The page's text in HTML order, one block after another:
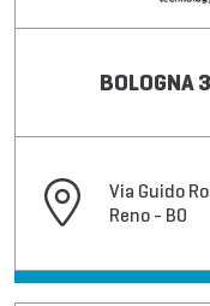
BOLOGNA
Via Guido
Reno - BO